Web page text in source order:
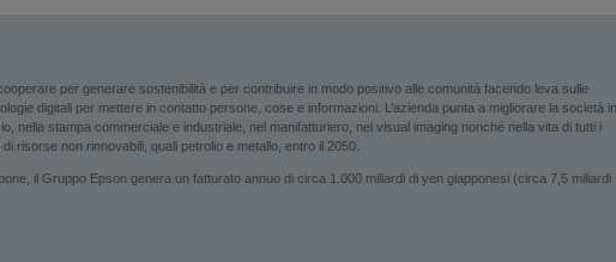
per generare sostenibilità e per contribuire in modo positivo alle comunità facendo leva sulle
digitali per mettere in contatto persone, cose e informazioni. L’azienda punta a migliorare la società in
nella stampa commerciale e industriale, nel manifatturiero, nel visual imaging nonché nella vita di tutti i
risorse non rinnovabili, quali petrolio e metallo, entro il 2050.
il Gruppo Epson genera un fatturato annuo di circa 1.000 miliardi di yen giapponesi (circa 7,5 miliardi